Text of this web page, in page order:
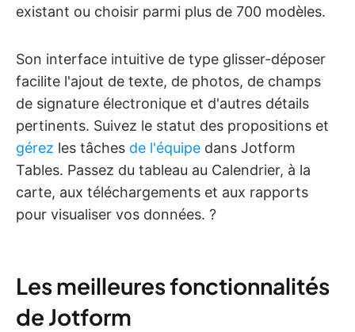
existant ou choisir parmi plus de 700 modèles.
Son interface intuitive de type glisser-déposer
facilite l'ajout de texte, de photos, de champs
de signature électronique et d'autres détails
pertinents. Suivez le statut des propositions et
gérez les tâches de l'équipe dans Jotform
Tables. Passez du tableau au Calendrier, à la
carte, aux téléchargements et aux rapports
pour visualiser vos données. ?
Les meilleures fonctionnalités
de Jotform